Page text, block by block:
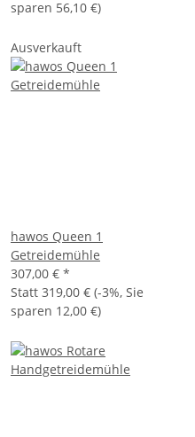
sparen 56,10 €)
Ausverkauft
hawos Queen 1
Getreidemühle
307,00 € *
Statt 319,00 € (-3%, Sie
sparen 12,00 €)